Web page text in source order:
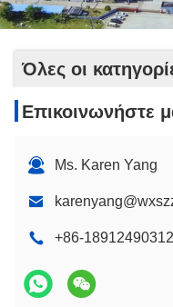
Όλες οι
Επικοινωνήστε
Ms. Karen Yang
+86-18912490312